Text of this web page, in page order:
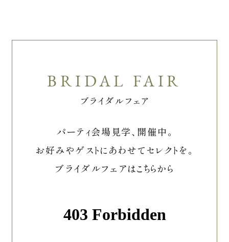
ブライダルフェア
パーティ会場見学、開催中。
お好みやゲストにあわせてセレクトを。
ブライダルフェアはこちらから